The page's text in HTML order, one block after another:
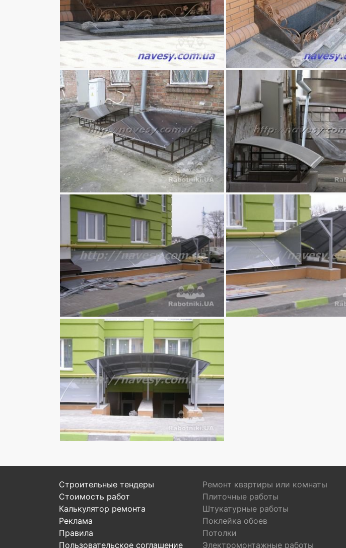
Строительные тендеры
Стоимость работ
Калькулятор ремонта
Реклама
Правила
Пользовательское соглашение
Ремонт квартиры или комнаты
Плиточные работы
Штукатурные работы
Поклейка обоев
Потолки
Электромонтажные работы